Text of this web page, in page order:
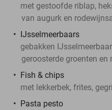
met gestoofde riblap,
van augurk en
IJsselmeerbaars
gebakken
geroosterde groenten en
Fish & chips
met lekkerbek, frites,
Pasta pesto